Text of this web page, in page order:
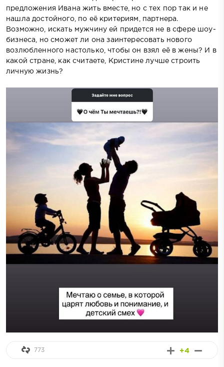
предложения Ивана жить вместе, но с тех пор так и не
нашла достойного, по её критериям, партнера.
Возможно, искать мужчину ей придется не в сфере шоу-
бизнеса, но сможет ли она заинтересовать нового
возлюбленного настолько, чтобы он взял её в жены? И в
какой стране, как считаете, Кристине лучше строить
личную жизнь?
+4
773